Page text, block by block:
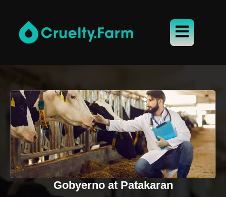
Gobyerno at Patakaran